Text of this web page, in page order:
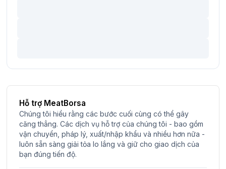
Hỗ trợ MeatBorsa
Chúng tôi hiểu rằng các bước cuối cùng có thể gây
căng thẳng. Các dịch vụ hỗ trợ của chúng tôi - bao gồm
vận chuyển, pháp lý, xuất/nhập khẩu và nhiều hơn nữa -
luôn sẵn sàng giải tỏa lo lắng và giữ cho giao dịch của
bạn đúng tiến độ.